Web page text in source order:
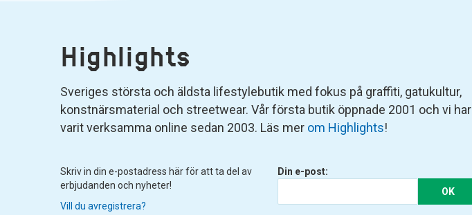
Highlights
Sveriges största och äldsta lifestylebutik med fokus på graffiti, gatukultur,
konstnärsmaterial och streetwear. Vår första butik öppnade 2001 och vi har
varit verksamma online sedan 2003. Läs mer om Highlights!
Skriv in din e-postadress här för att ta del av
erbjudanden och nyheter!
Vill du avregistrera?
Din e-post:
OK